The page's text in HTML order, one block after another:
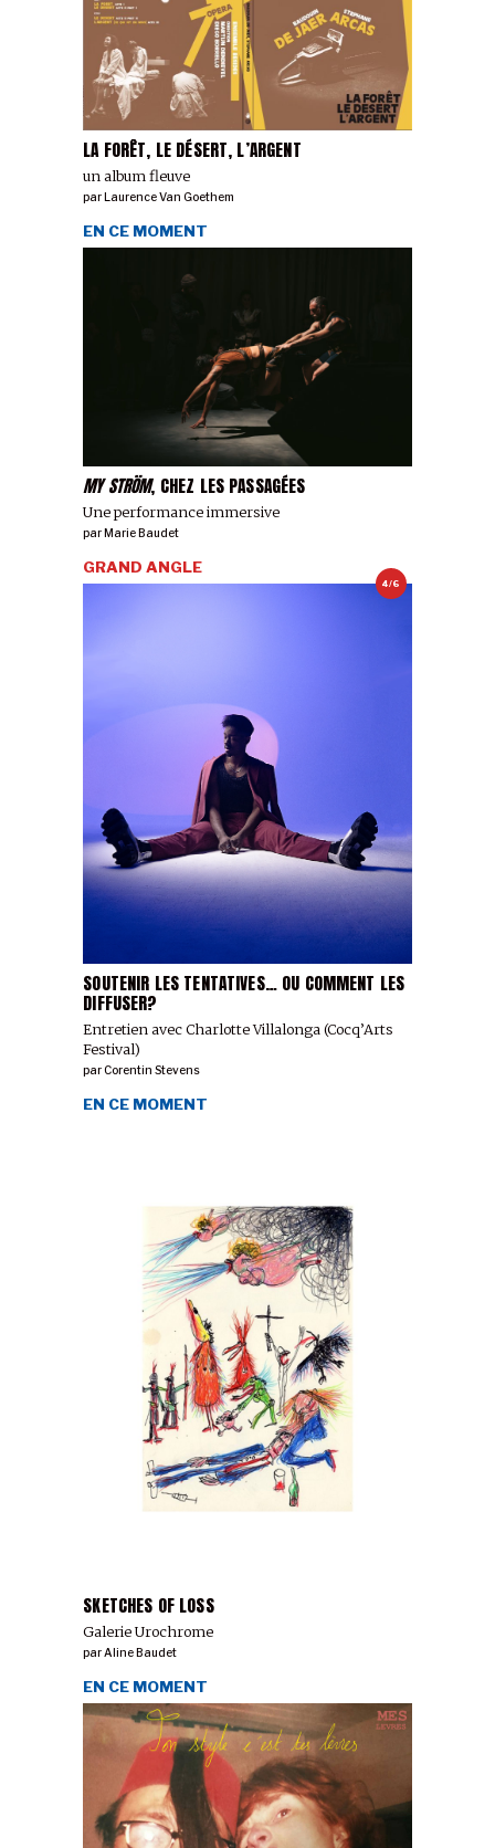
LA FORÊT, LE DÉSERT, L’ARGENT
un album fleuve
par Laurence Van Goethem
MY STRÖM, CHEZ LES PASSAGÉES
Une performance immersive
EN CE MOMENT
par Marie Baudet
4/6
SOUTENIR LES TENTATIVES… OU COMMENT LES
DIFFUSER?
Entretien avec Charlotte Villalonga (Cocq’Arts
Festival)
GRAND ANGLE
parCorentin Stevens
SKETCHES OF LOSS
Galerie Urochrome
EN CE MOMENT
parAline Baudet
EN CE MOMENT